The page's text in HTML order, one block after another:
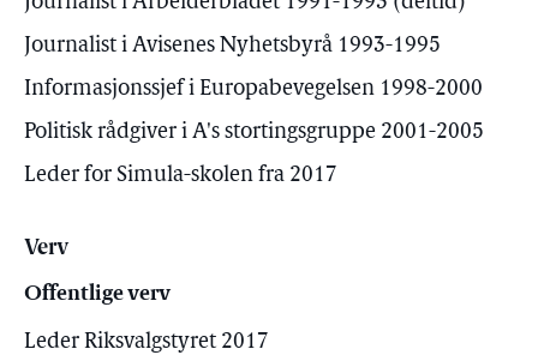
Journalist i Avisenes Nyhetsbyrå 1993-1995
Informasjonssjef i Europabevegelsen 1998-2000
Politisk rådgiver i A's stortingsgruppe 2001-2005
Leder for Simula-skolen fra 2017
Verv
Offentlige verv
Leder Riksvalgstyret 2017